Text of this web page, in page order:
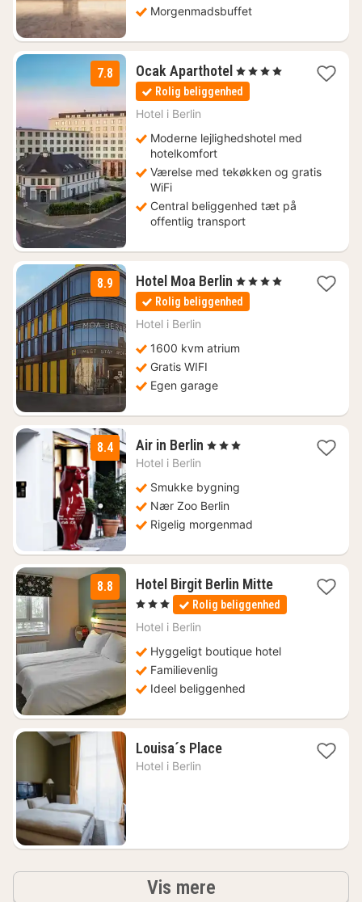
Morgenmadsbuffet
7.8 Ocak Aparthotel1
nat
fra
, 4 Stjerner
Rolig beliggenhed
Hotel i Berlin
Moderne lejlighedshotel med
hotelkomfort
Værelse med tekøkken og gratis
WiFi
Central beliggenhed tæt på
offentlig transport
8.9 Hotel Moa Berlin 2
nætter
fra
, 4 Stjerner
Rolig beliggenhed
Hotel i Berlin
1600 kvm atrium
Gratis WIFI
Egen garage
8.4 Air in Berlin 1
844
kr.
, 3 Stjerner
Hotel i Berlin
Smukke bygning
Nær Zoo Berlin
Rigelig morgenmad
8.8 Hotel Birgit Berlin Mitte1
nat
fra
, 3 Stjerner Rolig beliggenhed
Hotel i Berlin
Hyggeligt boutique hotel
Familievenlig
Ideel beliggenhed
Louisa´s Place1
Hotel i Berlin
Vis mereresultater